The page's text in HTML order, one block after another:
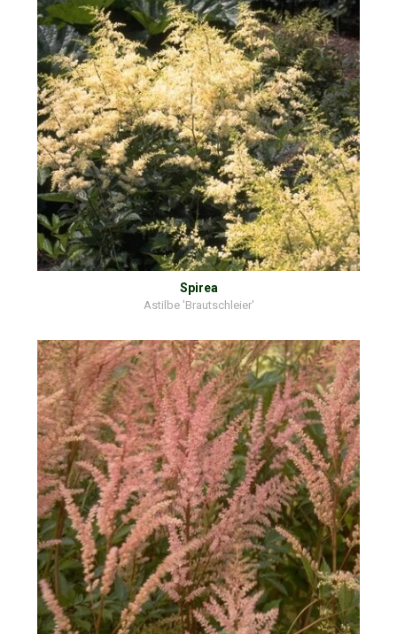
Spirea
Astilbe 'Brautschleier'